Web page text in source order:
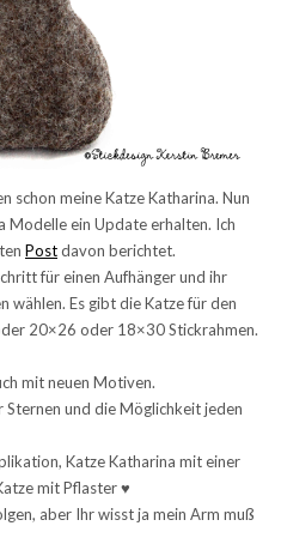
schon meine Katze Katharina. Nun
Modelle ein Update erhalten. Ich
Postdavon berichtet.
für einen Aufhänger und ihr
wählen. Es gibt die Katze für den
20×26 oder 18×30 Stickrahmen.
mit neuen Motiven.
Sternen und die Möglichkeit jeden
Katze Katharina mit einer
mit Pflaster ♥
aber Ihr wisst ja mein Arm muß